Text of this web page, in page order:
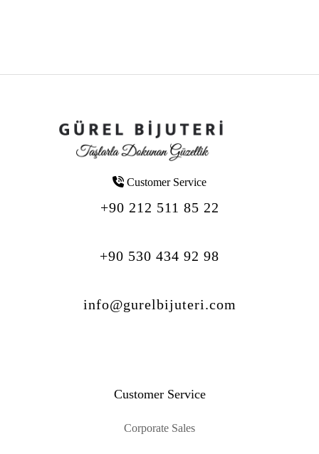
Customer Service
+90 212 511 85 22
+90 530 434 92 98
info@gurelbijuteri.com
Customer Service
Corporate Sales